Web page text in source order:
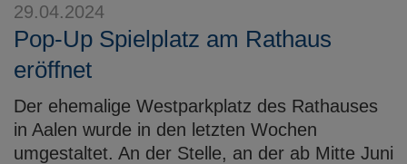
29.04.2024
Pop-Up Spielplatz am Rathaus
eröffnet
Der ehemalige Westparkplatz des Rathauses
in Aalen wurde in den letzten Wochen
umgestaltet. An der Stelle, an der ab Mitte Juni